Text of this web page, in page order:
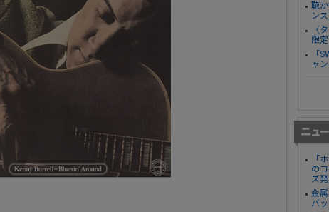
聴
ン
〈
限
「
ャ
「
の
ズ
金
バ